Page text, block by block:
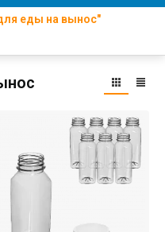
еды на вынос"